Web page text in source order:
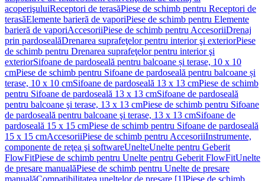
acoperişuluiReceptori de terasăPiese de schimb pentru Receptori de
terasăElemente barieră de vaporiPiese de schimb pentru Elemente
barieră de vaporiAccesoriiPiese de schimb pentru AccesoriiDrenaj
prin pardosealăDrenarea suprafeţelor pentru interior şi exteriorPiese
de schimb pentru Drenarea suprafeţelor pentru interior şi
exteriorSifoane de pardoseală pentru balcoane și terase, 10 x 10
cmPiese de schimb pentru Sifoane de pardoseală pentru balcoane și
terase, 10 x 10 cmSifoane de pardoseală 13 x 13 cmPiese de schimb
pentru Sifoane de pardoseală 13 x 13 cmSifoane de pardoseală
pentru balcoane şi terase, 13 x 13 cmPiese de schimb pentru Sifoane
de pardoseală pentru balcoane şi terase, 13 x 13 cmSifoane de
pardoseală 15 x 15 cmPiese de schimb pentru Sifoane de pardoseală
15 x 15 cmAccesoriiPiese de schimb pentru AccesoriiInstrumente,
componente de reţea şi softwareUnelteUnelte pentru Geberit
FlowFitPiese de schimb pentru Unelte pentru Geberit FlowFitUnelte
de presare manualăPiese de schimb pentru Unelte de presare
manualăCompatibilitatea uneltelor de presare [1]Piese de schimb